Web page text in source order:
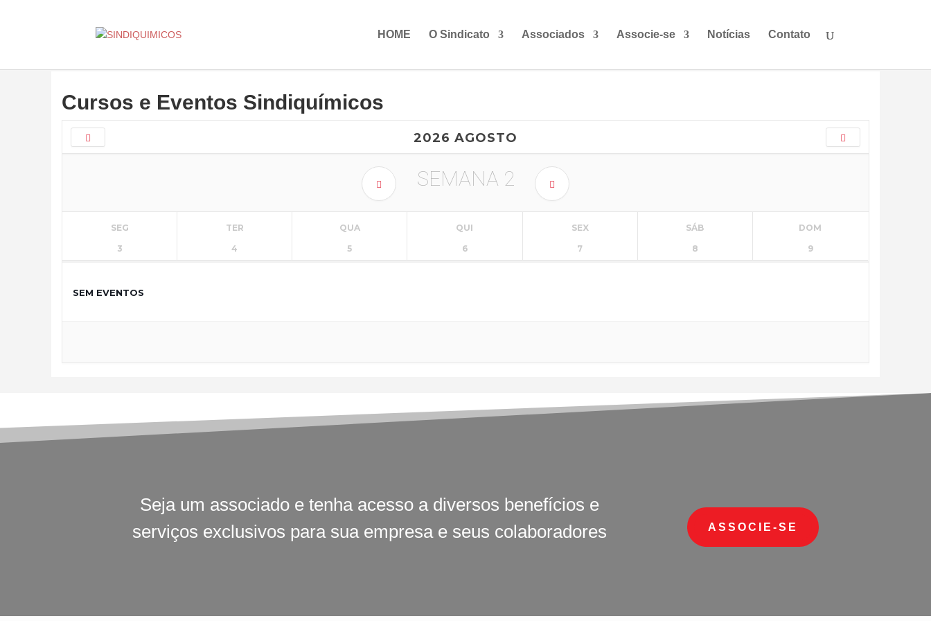
HOME O Sindicato Associados Associe-se Notícias Contato
Cursos e Eventos Sindiquímicos
2026 AGOSTO
SEMANA 2
SEG
3
TER
4
QUA
5
QUI
6
SEX
7
SÁB
8
DOM
9
SEM EVENTOS
Seja um associado e tenha acesso a diversos benefícios e
serviços exclusivos para sua empresa e seus colaboradores
ASSOCIE-SE